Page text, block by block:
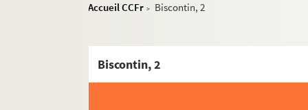
Accueil CCFr > Biscontin, 2
Biscontin, 2